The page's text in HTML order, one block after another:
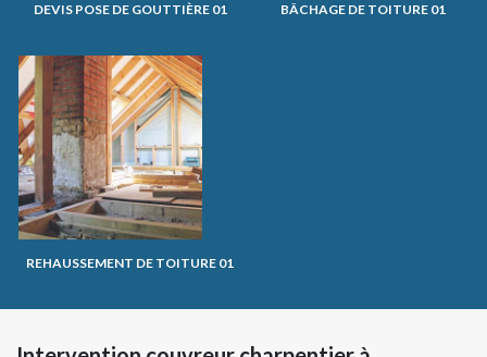
DEVIS POSE DE GOUTTIÈRE 01 BÂCHAGE DE TOITURE 01
REHAUSSEMENT DE TOITURE 01